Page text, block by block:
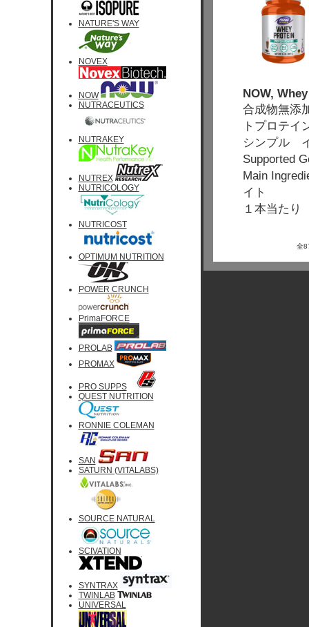
NATURE'S WAY
NOVEX
NOW
NUTRACEUTICS
NUTRAKEY
NUTREX
NUTRICOLOGY
NUTRICOST
OPTIMUM NUTRITION
POWER CRUNCH
PrimaFORCE
PROLAB
PROMAX
PRO SUPPS
QUEST NUTRITION
RONNIE COLEMAN
SAN
SATURN (VITALABS)
SOURCE NATURAL
SCIVATION
SYNTRAX
TWINLAB
UNIVERSAL
NOW,
合成物無添
トプロテイ
シンプル
Supported
Main
イト
１本当た
全